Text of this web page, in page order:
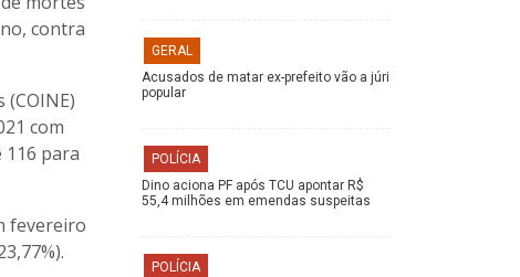
contra
com
116 para
fevereiro
GERAL
Acusados de matar ex-prefeito vão a júri
popular
POLÍCIA
Dino aciona PF após TCU apontar R$
55,4 milhões em emendas suspeitas
POLÍCIA